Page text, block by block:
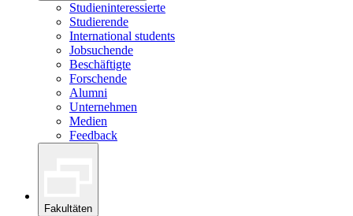
Studieninteressierte
Studierende
International students
Jobsuchende
Beschäftigte
Forschende
Alumni
Unternehmen
Medien
Feedback
Fakultäten